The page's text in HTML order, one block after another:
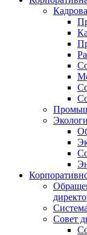
Совет